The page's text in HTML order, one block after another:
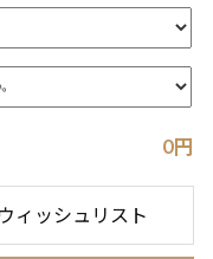
0円
ウィッシュリスト